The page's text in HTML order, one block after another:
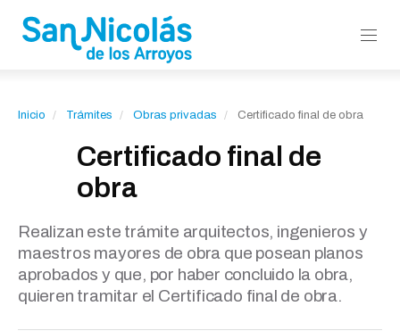
Inicio Trámites Obras privadas Certificado final de obra
Certificado final de
obra
Realizan este trámite arquitectos, ingenieros y
maestros mayores de obra que posean planos
aprobados y que, por haber concluido la obra,
quieren tramitar el Certificado final de obra.